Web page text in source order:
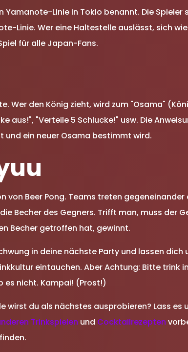
Linie in Tokio benannt. Die Spieler
Linie. Wer eine Haltestelle auslässt, sich
für alle Japan-Fans.
Wer den König zieht, wird zum "Osama"
aus!", "Verteile 5 Schlucke!" usw. Die
und ein neuer Osama bestimmt wird.
von Beer Pong. Teams treten gegeneinander
Becher des Gegners. Trifft man, muss der
Becher getroffen hat, gewinnt.
in deine nächste Party und lassen dich
eintauchen. Aber Achtung: Bitte trink
nicht. Kampai! (Prost!)
wirst du als nächstes ausprobieren? Lass es
Trinkspielen und Cocktailrezepten